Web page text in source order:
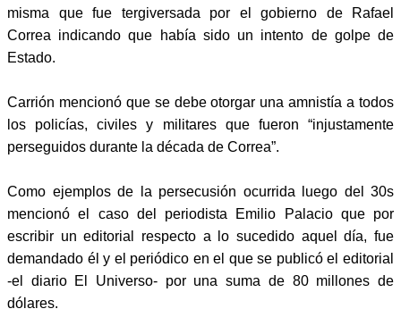
misma que fue tergiversada por el gobierno de Rafael
Correa indicando que había sido un intento de golpe de
Estado.
Carrión mencionó que se debe otorgar una amnistía a todos
los policías, civiles y militares que fueron “injustamente
perseguidos durante la década de Correa”.
Como ejemplos de la persecusión ocurrida luego del 30s
mencionó el caso del periodista Emilio Palacio que por
escribir un editorial respecto a lo sucedido aquel día, fue
demandado él y el periódico en el que se publicó el editorial
-el diario El Universo- por una suma de 80 millones de
dólares.